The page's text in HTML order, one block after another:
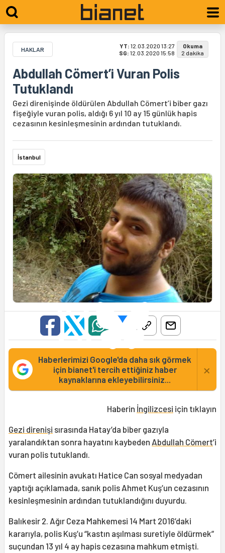
HAKLAR YT: 12.03.2020 13:27
SG: 12.03.2020 15:58
Okuma
2 dakika
Abdullah Cömert’i Vuran Polis
Tutuklandı
Gezi direnişinde öldürülen Abdullah Cömert’i biber gazı
fişeğiyle vuran polis, aldığı 6 yıl 10 ay 15 günlük hapis
cezasının kesinleşmesinin ardından tutuklandı.
İstanbul
Haberlerimizi Google'da daha sık görmek
için bianet'i tercih ettiğiniz haber
kaynaklarına ekleyebilirsiniz...
×
Haberin İngilizcesi için tıklayın
Gezi direnişi sırasında Hatay’da biber gazıyla
yaralandıktan sonra hayatını kaybeden Abdullah Cömert’i
vuran polis tutuklandı.
Cömert ailesinin avukatı Hatice Can sosyal medyadan
yaptığı açıklamada, sanık polis Ahmet Kuş’un cezasının
kesinleşmesinin ardından tutuklandığını duyurdu.
Balıkesir 2. Ağır Ceza Mahkemesi 14 Mart 2016’daki
kararıyla, polis Kuş’u “kastın aşılması suretiyle öldürmek”
suçundan 13 yıl 4 ay hapis cezasına mahkum etmişti.